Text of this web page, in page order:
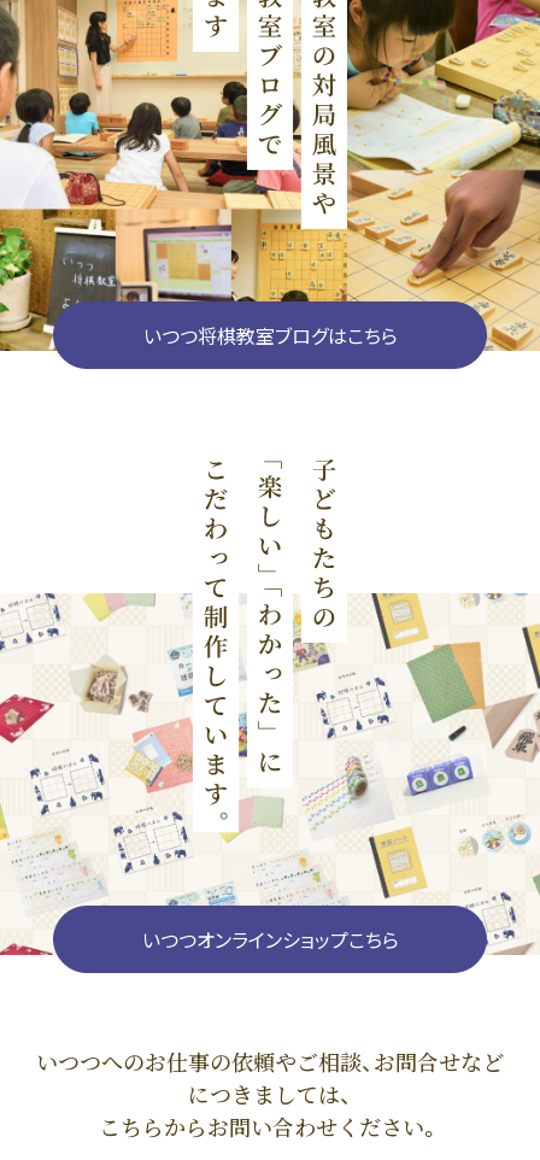
いつつ将棋教室ブログはこちら
いつつオンラインショップこちら
いつつへのお仕事の依頼やご相談、お問合せなど
につきましては、
こちらからお問い合わせください。